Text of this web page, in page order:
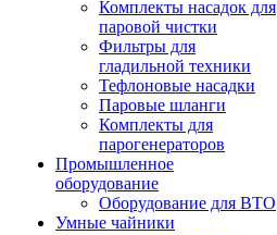
Комплекты насадок для
паровой чистки
Фильтры для
гладильной техники
Тефлоновые насадки
Паровые шланги
Комплекты для
парогенераторов
Промышленное
оборудование
Оборудование для ВТО
Умные чайники